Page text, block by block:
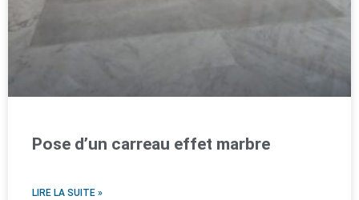
Pose d’un carreau effet marbre
LIRE LA SUITE »